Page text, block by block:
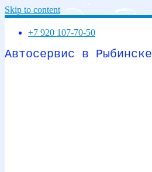
Skip to content
+7 920 107-70-50
Автосервис в Рыбинске